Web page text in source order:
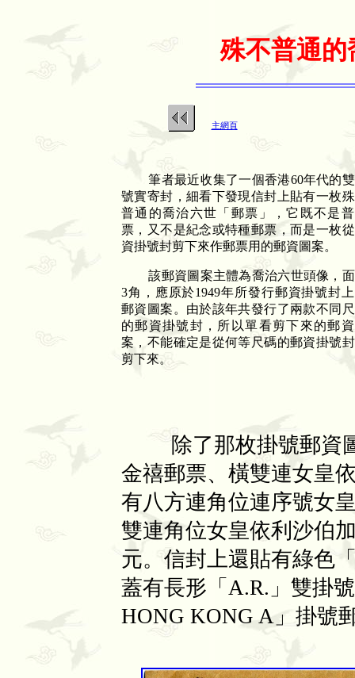
殊不普通
主網頁
筆者最近收集了一個香港60年代的
號實寄封，細看下發現信封上貼有一枚
普通的喬治六世「郵票」，它既不是
票，又不是紀念或特種郵票，而是一枚
資掛號封剪下來作郵票用的郵資圖案。
該郵資圖案主體為喬治六世頭像，
3角，應原於1949年所發行郵資掛號封
郵資圖案。由於該年共發行了兩款不同
的郵資掛號封，所以單看剪下來的郵
案，不能確定是從何等尺碼的郵資掛號
剪下來。
除了那枚掛號郵資圖
金禧郵票、橫雙連女皇
有八方連角位連序號女
雙連角位女皇依利沙伯
元。信封上還貼有綠色
蓋有長形「 A.R. 」雙掛
HONG KONG A 」掛號